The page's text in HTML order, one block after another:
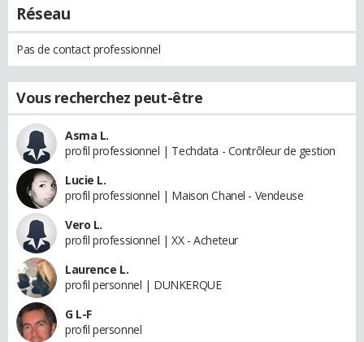
Réseau
Pas de contact professionnel
Vous recherchez peut-être
Asma L.
profil professionnel | Techdata - Contrôleur de gestion
Lucie L.
profil professionnel | Maison Chanel - Vendeuse
Vero L.
profil professionnel | XX - Acheteur
Laurence L.
profil personnel | DUNKERQUE
G L-F
profil personnel